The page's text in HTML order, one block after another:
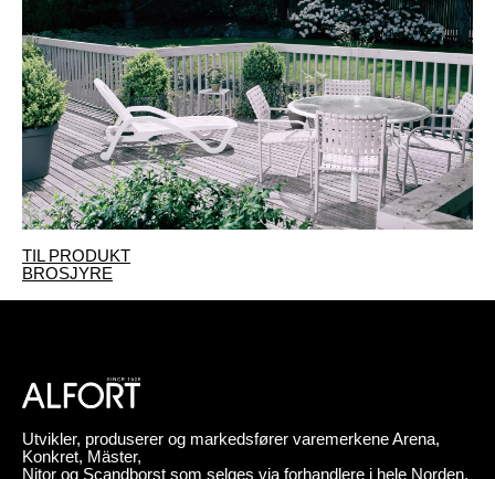
TIL PRODUKT
BROSJYRE
Utvikler, produserer og markedsfører varemerkene Arena,
Konkret, Mäster,
Nitor og Scandborst som selges via forhandlere i hele Norden.